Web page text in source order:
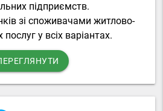
підприємств.
зі споживачами житлово-
у всіх варіантах.